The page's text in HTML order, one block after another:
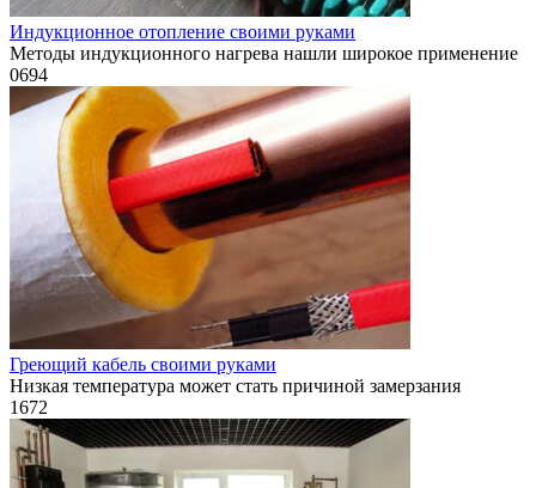
Индукционное отопление своими руками
Методы индукционного нагрева нашли широкое применение
0694
Греющий кабель своими руками
Низкая температура может стать причиной замерзания
1672